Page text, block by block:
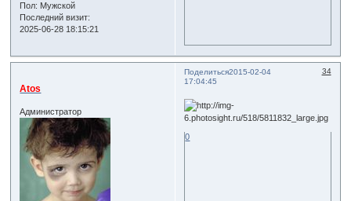
Пол: Мужской
Последний визит:
2025-06-28 18:15:21
Поделиться 34
2015-02-04
17:04:45
Atos
Администратор
0